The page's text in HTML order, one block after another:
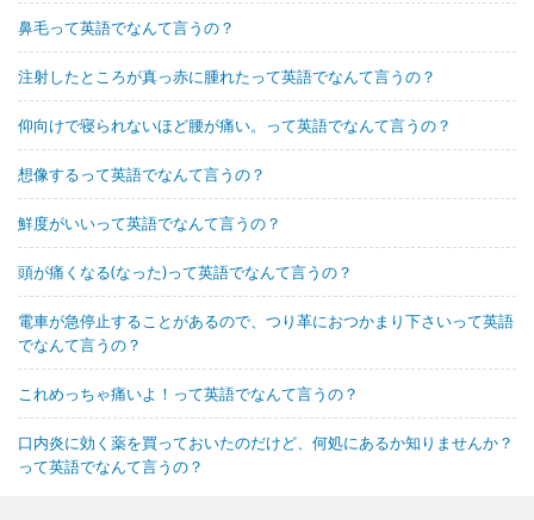
鼻毛って英語でなんて言うの？
注射したところが真っ赤に腫れたって英語でなんて言うの？
仰向けで寝られないほど腰が痛い。って英語でなんて言うの？
想像するって英語でなんて言うの？
鮮度がいいって英語でなんて言うの？
頭が痛くなる(なった)って英語でなんて言うの？
電車が急停止することがあるので、つり革におつかまり下さいって英語
でなんて言うの？
これめっちゃ痛いよ！って英語でなんて言うの？
口内炎に効く薬を買っておいたのだけど、何処にあるか知りませんか？
って英語でなんて言うの？